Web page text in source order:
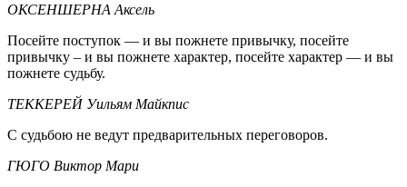
ОКСЕНШЕРНА Аксель
Посейте поступок — и вы пожнете привычку, посейте
привычку – и вы пожнете характер, посейте характер — и вы
пожнете судьбу.
ТЕККЕРЕЙ Уильям Майкпис
С судьбою не ведут предварительных переговоров.
ГЮГО Виктор Мари